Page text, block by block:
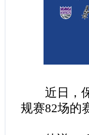
近日，保
规赛82场的